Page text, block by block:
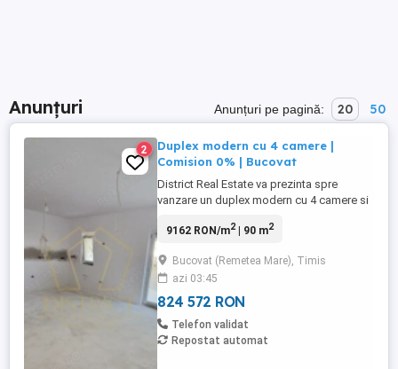
Anunțuri Anunțuri pe pagină: 20 50
2
Duplex modern cu 4 camere |
Comision 0% | Bucovat
District Real Estate va prezinta spre
vanzare un duplex modern cu 4 camere si
primarie, magazine si alte puncte de
suprafata utila de 90mp + pod de 60mp și
este amplasat pe un teren de 422 mp.
Compartimentarea proprietatii ...
9162 RON/m2| 90 m2
Bucovat (Remetea Mare), Timis
azi 03:45
824 572 RON
Telefon validat
Repostat automat